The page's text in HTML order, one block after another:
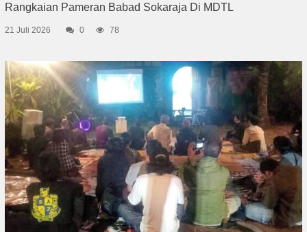
Rangkaian Pameran Babad Sokaraja Di MDTL
21 Juli 2026 0 78